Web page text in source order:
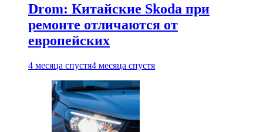
Drom: Китайские Skoda при
ремонте отличаются от
европейских
4 месяца спустя4 месяца спустя